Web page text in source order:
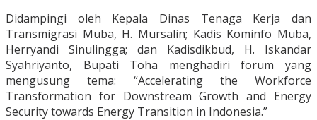
Didampingi oleh Kepala Dinas Tenaga Kerja dan
Transmigrasi Muba, H. Mursalin; Kadis Kominfo Muba,
Herryandi Sinulingga; dan Kadisdikbud, H. Iskandar
Syahriyanto, Bupati Toha menghadiri forum yang
mengusung tema: “Accelerating the Workforce
Transformation for Downstream Growth and Energy
Security towards Energy Transition in Indonesia.”